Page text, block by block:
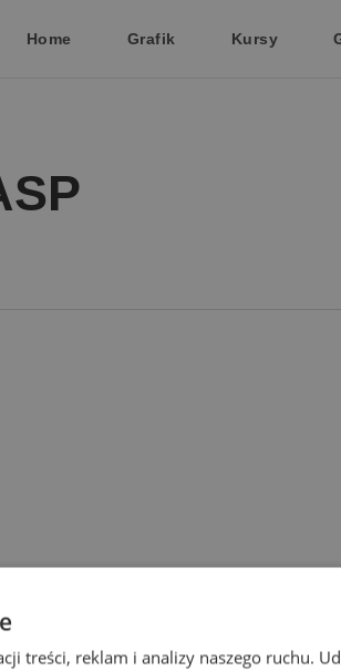
Home Grafik Kursy
treści, reklam i analizy naszego ruchu.